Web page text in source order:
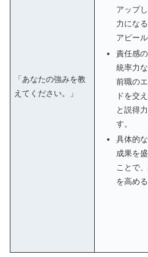
「あなたの強みを教
えてください。」
アップ
力にな
アピール
責任感
統率力な
前職の
ドを交
と説得
す。
具体的
成果を
ことで
を高める